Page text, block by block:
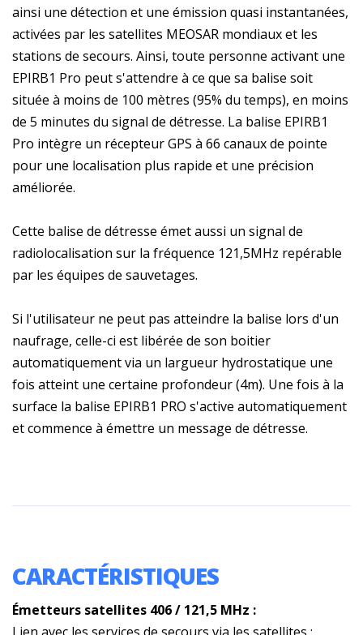
ainsi une détection et une émission quasi instantanées,
activées par les satellites MEOSAR mondiaux et les
stations de secours. Ainsi, toute personne activant une
EPIRB1 Pro peut s'attendre à ce que sa balise soit
située à moins de 100 mètres (95% du temps), en moins
de 5 minutes du signal de détresse. La balise EPIRB1
Pro intègre un récepteur GPS à 66 canaux de pointe
pour une localisation plus rapide et une précision
améliorée.
Cette balise de détresse émet aussi un signal de
radiolocalisation sur la fréquence 121,5MHz repérable
par les équipes de sauvetages.
Si l'utilisateur ne peut pas atteindre la balise lors d'un
naufrage, celle-ci est libérée de son boitier
automatiquement via un largueur hydrostatique une
fois atteint une certaine profondeur (4m). Une fois à la
surface la balise EPIRB1 PRO s'active automatiquement
et commence à émettre un message de détresse.
CARACTÉRISTIQUES
Émetteurs satellites 406 / 121,5 MHz :
Lien avec les services de secours via les satellites :